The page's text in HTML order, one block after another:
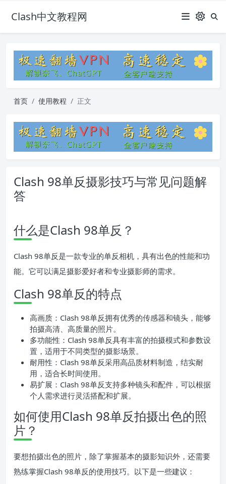
Clash中文教程网
首页 使用教程 正文
Clash 98单反摄影技巧与常见问题解
答
什么是Clash 98单反？
Clash 98单反是一款专业的单反相机，具有出色的性能和功
能。它可以满足摄影爱好者和专业摄影师的需求。
Clash 98单反的特点
高画质：Clash 98单反拥有优秀的传感器和镜头，能够
拍摄高清、高质量的照片。
多功能性：Clash 98单反具有丰富的拍摄模式和参数设
置，适用于不同类型的摄影场景。
耐用性：Clash 98单反采用高品质材料制造，结实耐
用，适合长时间使用。
易扩展：Clash 98单反支持多种镜头和配件，可以根据
个人需求进行灵活搭配和扩展。
如何使用Clash 98单反拍摄出色的照
片？
要想拍摄出色的照片，除了掌握基本的摄影知识外，还需要
熟练掌握Clash 98单反的使用技巧。以下是一些建议：